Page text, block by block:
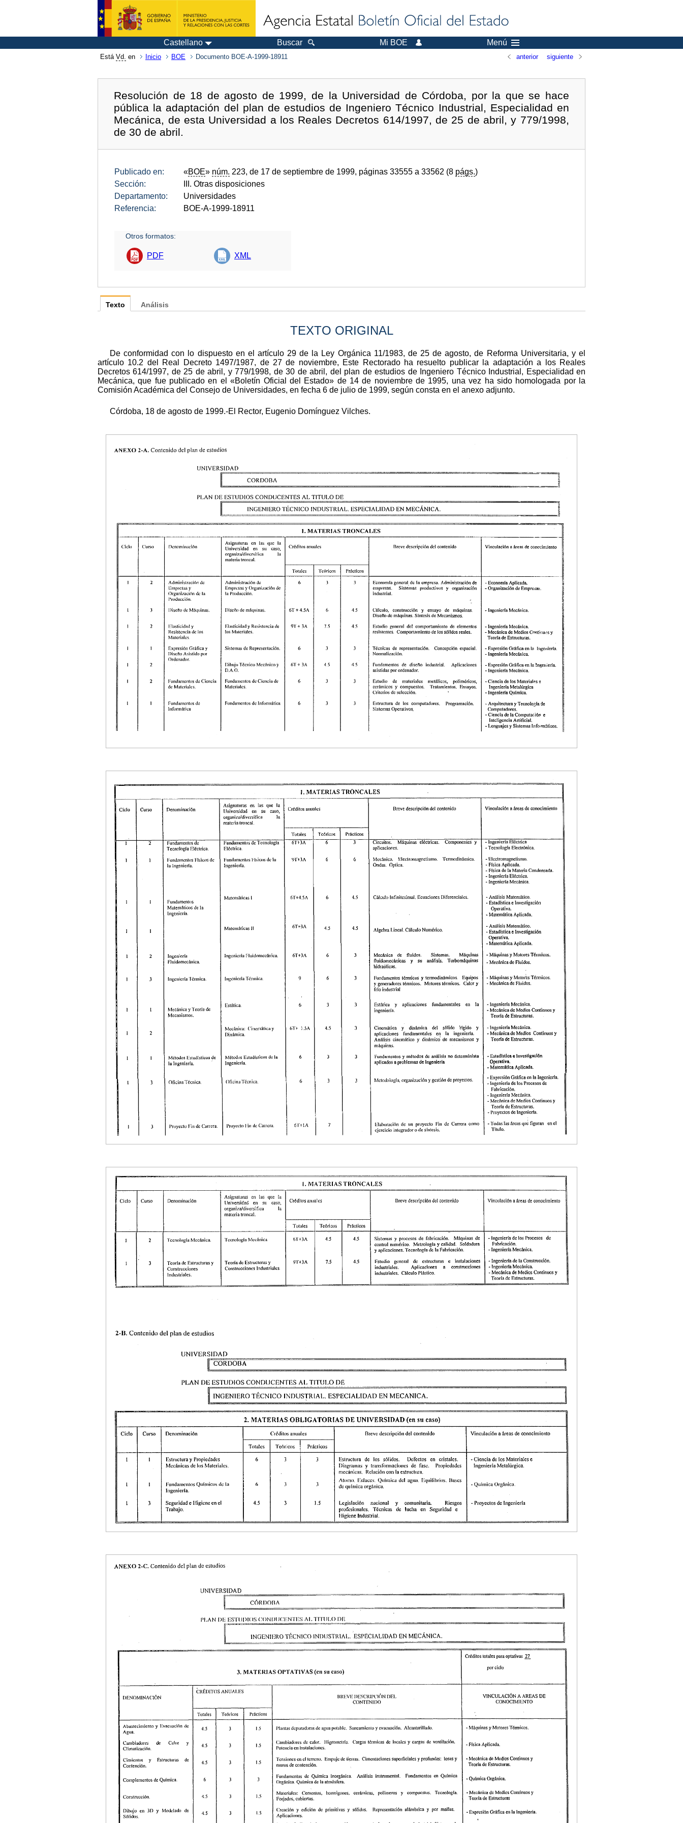
Castellano Buscar Mi BOE Menú
Está Vd. en Inicio BOE Documento BOE-A-1999-18911 anterior siguiente
Resolución de 18 de agosto de 1999, de la Universidad de Córdoba, por la que se hace
pública la adaptación del plan de estudios de Ingeniero Técnico Industrial, Especialidad en
Mecánica, de esta Universidad a los Reales Decretos 614/1997, de 25 de abril, y 779/1998,
de 30 de abril.
Publicado en: «BOE» núm. 223, de 17 de septiembre de 1999, páginas 33555 a 33562 (8 págs.)
Sección:
III. Otras disposiciones
Departamento:
Universidades
Referencia:
BOE-A-1999-18911
Otros formatos:
PDF XML
Texto
TEXTO ORIGINAL
De conformidad con lo dispuesto en el artículo 29 de la Ley Orgánica 11/1983, de 25 de agosto, de Reforma Universitaria, y el
artículo 10.2 del Real Decreto 1497/1987, de 27 de noviembre, Este Rectorado ha resuelto publicar la adaptación a los Reales
Decretos 614/1997, de 25 de abril, y 779/1998, de 30 de abril, del plan de estudios de Ingeniero Técnico Industrial, Especialidad en
Mecánica, que fue publicado en el «Boletín Oficial del Estado» de 14 de noviembre de 1995, una vez ha sido homologada por la
Comisión Académica del Consejo de Universidades, en fecha 6 de julio de 1999, según consta en el anexo adjunto.
Córdoba, 18 de agosto de 1999.-El Rector, Eugenio Domínguez Vilches.
Análisis